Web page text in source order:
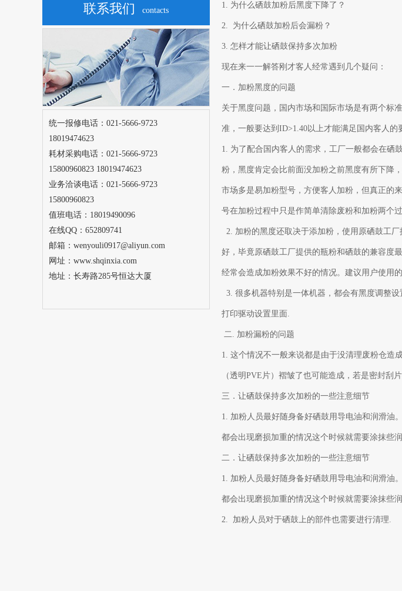
联系我们 contacts
统一报修电话：021-5666-9723
18019474623
耗材采购电话：021-5666-9723
15800960823 18019474623
业务洽谈电话：021-5666-9723
15800960823
值班电话：18019490096
在线QQ：652809741
邮箱：wenyouli0917@aliyun.com
网址：www.shqinxia.com
地址： 长寿路285号恒达大厦
1. 为什么硒鼓加粉后黑度下降了？
2. 为什么硒鼓加粉后会漏粉？
3. 怎样才能让硒鼓保持多次加粉
现在来一一解答刚才客人经常遇到几个疑问：
一．加粉黑度的问题
关于黑度问题，国内市场和国际市场是有两个标
准，一般要达到ID>1.40以上才能满足国内客人的
1. 为了配合国内客人的需求，工厂一般都会在硒
粉，黑度肯定会比前面没加粉之前黑度有所下降
市场多是易加粉型号，方便客人加粉，但真正的
号在加粉过程中只是作简单清除废粉和加粉两个
2. 加粉的黑度还取决于添加粉，使用原硒鼓工
好，毕竟原硒鼓工厂提供的瓶粉和硒鼓的兼容度
经常会造成加粉效果不好的情况。建议用户使用
3. 很多机器特别是一体机器，都会有黑度调整
打印驱动设置里面.
二. 加粉漏粉的问题
1. 这个情况不一般来说都是由于没清理废粉仓造
（透明PVE片）褶皱了也可能造成，若是密封刮
三．让硒鼓保持多次加粉的一些注意细节
1. 加粉人员最好随身备好硒鼓用导电油和润滑油
都会出现磨损加重的情况这个时候就需要涂抹些
二．让硒鼓保持多次加粉的一些注意细节
1. 加粉人员最好随身备好硒鼓用导电油和润滑油
都会出现磨损加重的情况这个时候就需要涂抹些
2. 加粉人员对于硒鼓上的部件也需要进行清理.